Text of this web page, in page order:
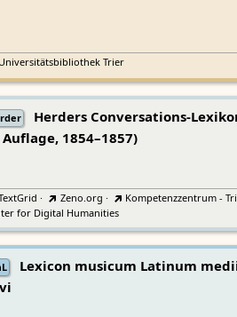
Universitätsbibliothek Trier
Herders Conversations-
Auflage, 1854–1857)
· Zeno.org ·
Kompetenzzentrum -
for Digital Humanities
Lexicon musicum Latinum